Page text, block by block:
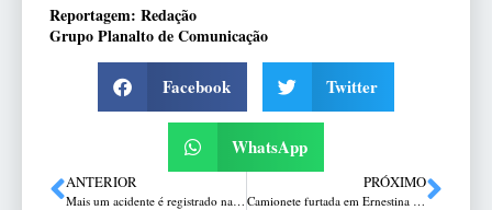
Reportagem: Redação
Grupo Planalto de Comunicação
Facebook Twitter
WhatsApp
ANTERIOR
Mais um acidente é registrado na ERS-135 em Getúlio Vargas
PRÓXIMO
Camionete furtada em Ernestina no RS é recuperada em Concórdia; dois homens foram presos